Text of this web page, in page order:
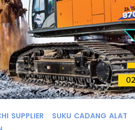
SUPPLIER SUKU CADANG ALAT